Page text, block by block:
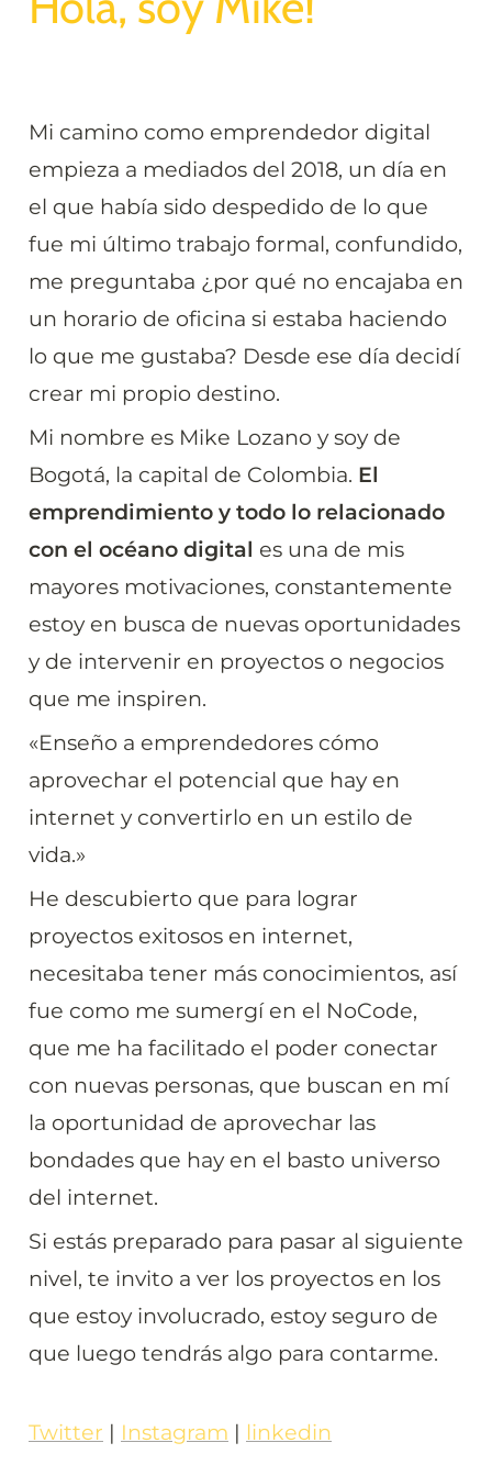
Mi camino como emprendedor digital
empieza a mediados del 2018, un día en
el que había sido despedido de lo que
fue mi último trabajo formal, confundido,
me preguntaba ¿por qué no encajaba en
un horario de oficina si estaba haciendo
lo que me gustaba? Desde ese día decidí
crear mi propio destino.
Mi nombre es Mike Lozano y soy de
Bogotá, la capital de Colombia. El
emprendimiento y todo lo relacionado
con el océano digital es una de mis
mayores motivaciones, constantemente
estoy en busca de nuevas oportunidades
y de intervenir en proyectos o negocios
que me inspiren.
«Enseño a emprendedores cómo
aprovechar el potencial que hay en
internet y convertirlo en un estilo de
vida.»
He descubierto que para lograr
proyectos exitosos en internet,
necesitaba tener más conocimientos, así
fue como me sumergí en el NoCode,
que me ha facilitado el poder conectar
con nuevas personas, que buscan en mí
la oportunidad de aprovechar las
bondades que hay en el basto universo
del internet.
Si estás preparado para pasar al siguiente
nivel, te invito a ver los proyectos en los
que estoy involucrado, estoy seguro de
que luego tendrás algo para contarme.
Twitter | Instagram | linkedin